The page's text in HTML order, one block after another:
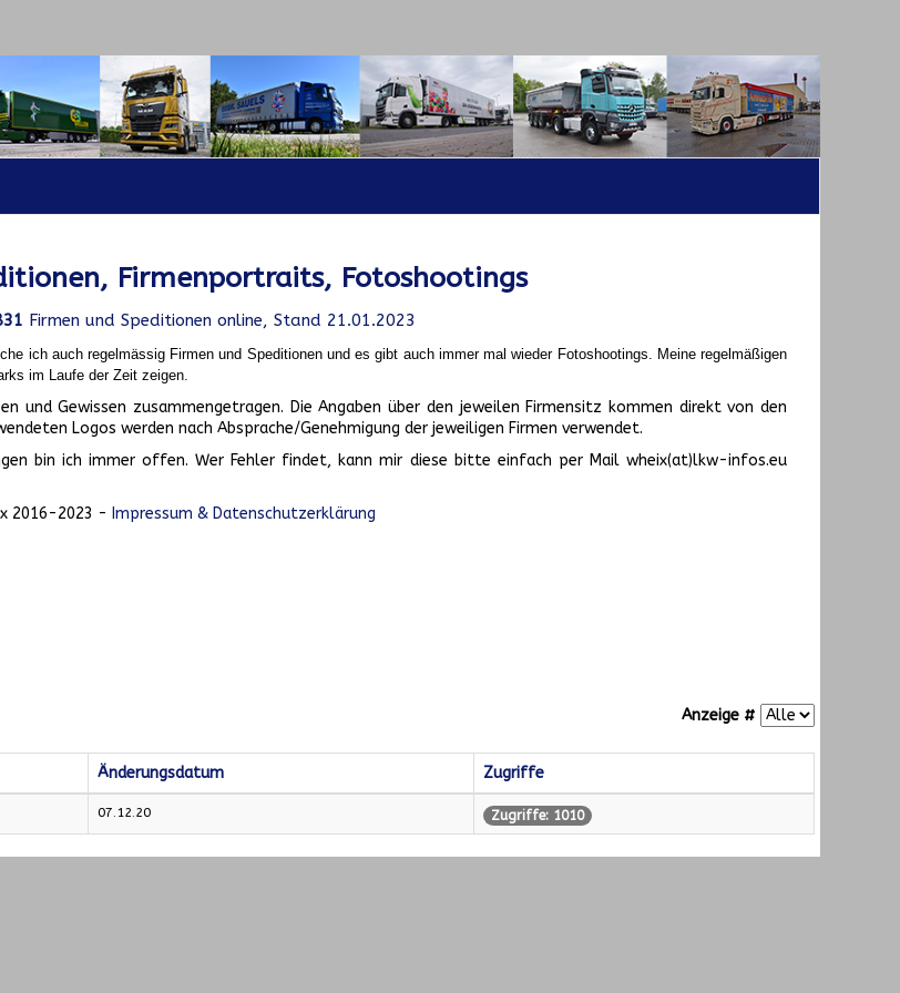
Firmenportraits, Fotoshootings
Firmen und Speditionen online, Stand 21.01.2023
ich auch regelmässig Firmen und Speditionen und es gibt auch immer mal wieder Fotoshootings. Meine regelmäßigen
im Laufe der Zeit zeigen.
und Gewissen zusammengetragen. Die Angaben über den jeweilen Firmensitz kommen direkt von den
Logos werden nach Absprache/Genehmigung der jeweiligen Firmen verwendet.
bin ich immer offen. Wer Fehler findet, kann mir diese bitte einfach per Mail wheix(at)lkw-infos.eu
2016-2023 - Impressum & Datenschutzerklärung
Anzeige #
Änderungsdatum Zugriffe
07.12.20 Zugriffe: 1010